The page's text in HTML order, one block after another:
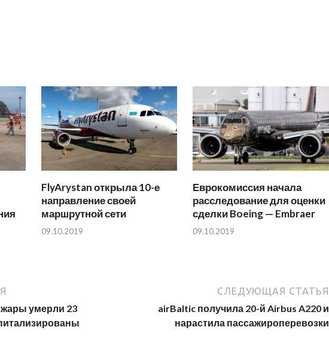
FlyArystan открыла 10-е
направление своей
маршрутной сети
09.10.2019
Еврокомиссия начала
расследование для оценки
сделки Boeing — Embraer
09.10.2019
умерли 23
СЛЕДУЮЩАЯ СТАТЬЯ
airBaltic получила 20-й Airbus A220 и
нарастила пассажироперевозки